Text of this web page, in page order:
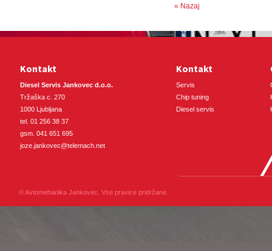
« Nazaj
Kontakt
Diesel Servis Jankovec d.o.o.
Tržaška c. 270
1000 Ljubljana
tel. 01 256 38 37
gsm. 041 651 695
joze.jankovec@telemach.net
Kontakt
Servis
Chip tuning
Diesel servis
© Avtomehanika Jankovec. Vse pravice pridržane.